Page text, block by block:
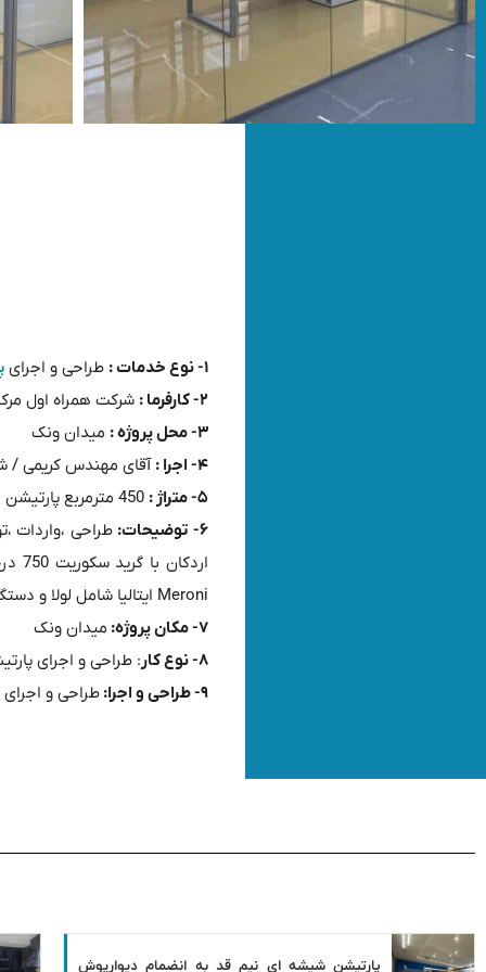
۱- نوع خدمات : طراحی و اجرای
۲- کارفرما :
شرکت همراه اول
۳- محل پروژه :
میدان ونک
۴- اجرا :
آقای مهندس کریمی /
۵- متراژ :
450 مترمربع پارتیشن اداری فریم لس اسلیم
۶- توضیحات:
Meroni ایتالیا شامل لولا و دستگیره میباشد.
۷- مکان پروژه:
میدان ونک
۸- نوع کار
: طراحی و اجرای
۹- طراحی و اجرا:
طراحی و
پارتیشن شیشه ای نیم قد به انضمام دیوارپوش